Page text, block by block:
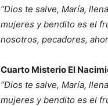
“Dios te salve, María,
mujeres y bendito es el
nosotros, pecadores,
Cuarto Misterio El
“Dios te salve, María,
mujeres y bendito es el